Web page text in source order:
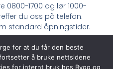
0800-1700 og lør 1000-
du oss på telefon.
standard åpningstider.
for at du får den beste
å bruke nettsidene
for internt bruk hos Bygg og